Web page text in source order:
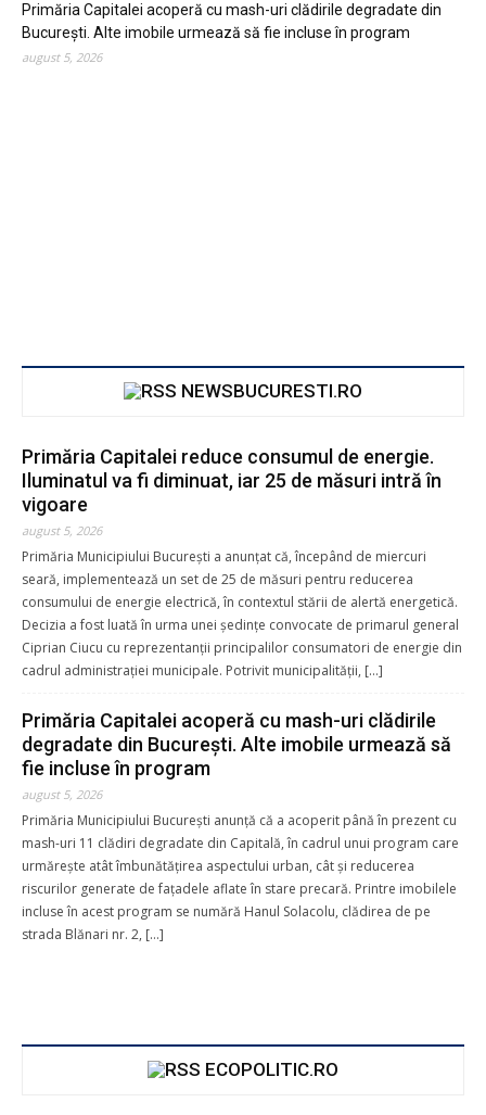
Primăria Capitalei acoperă cu mash-uri clădirile degradate din
București. Alte imobile urmează să fie incluse în program
august 5, 2026
NEWSBUCURESTI.RO
Primăria Capitalei reduce consumul de energie.
Iluminatul va fi diminuat, iar 25 de măsuri intră în
vigoare
august 5, 2026
Primăria Municipiului București a anunțat că, începând de miercuri
seară, implementează un set de 25 de măsuri pentru reducerea
consumului de energie electrică, în contextul stării de alertă energetică.
Decizia a fost luată în urma unei ședințe convocate de primarul general
Ciprian Ciucu cu reprezentanții principalilor consumatori de energie din
cadrul administrației municipale. Potrivit municipalității, […]
Primăria Capitalei acoperă cu mash-uri clădirile
degradate din București. Alte imobile urmează să
fie incluse în program
august 5, 2026
Primăria Municipiului București anunță că a acoperit până în prezent cu
mash-uri 11 clădiri degradate din Capitală, în cadrul unui program care
urmărește atât îmbunătățirea aspectului urban, cât și reducerea
riscurilor generate de fațadele aflate în stare precară. Printre imobilele
incluse în acest program se numără Hanul Solacolu, clădirea de pe
strada Blănari nr. 2, […]
ECOPOLITIC.RO